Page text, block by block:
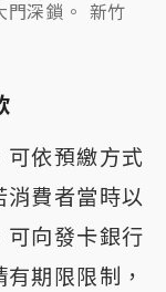
門深鎖。 新竹
依預繳方式
費者當時以
可向發卡銀行
期限限制，